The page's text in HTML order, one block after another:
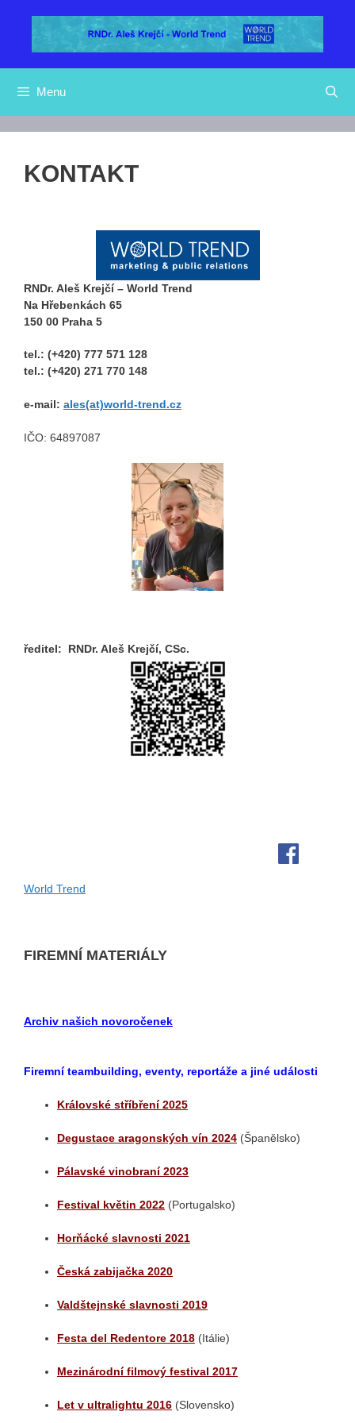
Menu
KONTAKT
RNDr. Aleš Krejčí – World Trend
Na Hřebenkách 65
150 00 Praha 5
tel.: (+420) 777 571 128
tel.: (+420) 271 770 148
e-mail: ales(at)world-trend.cz
IČO: 64897087
ředitel: RNDr. Aleš Krejčí, CSc.
World Trend
FIREMNÍ MATERIÁLY
Archiv našich novoročenek
Firemní teambuilding, eventy, reportáže a jiné události
Královské stříbření 2025
Degustace aragonských vín 2024 (Španělsko)
Pálavské vinobraní 2023
Festival květin 2022 (Portugalsko)
Horňácké slavnosti 2021
Česká zabijačka 2020
Valdštejnské slavnosti 2019
Festa del Redentore 2018 (Itálie)
Mezinárodní filmový festival 2017
Let v ultralightu 2016 (Slovensko)